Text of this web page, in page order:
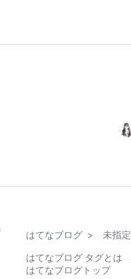
はてなブログ > 未指定
はてなブログ タグとは
はてなブログトップ